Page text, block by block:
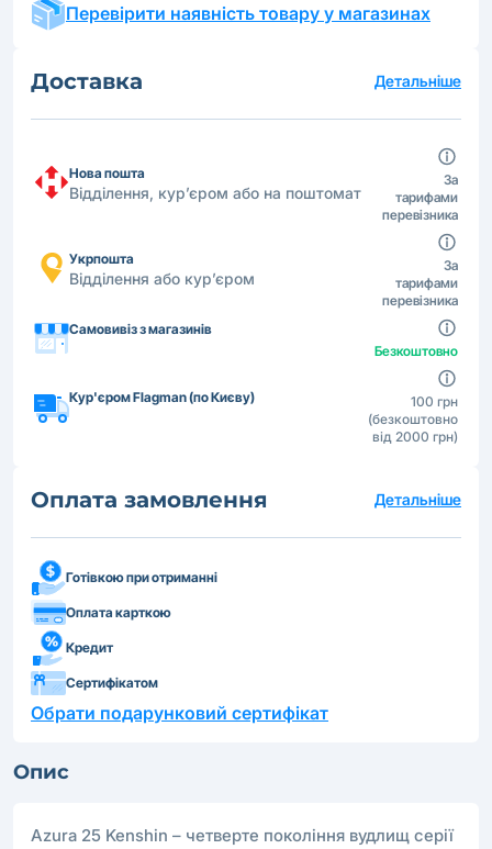
Перевірити наявність товару у магазинах
Доставка Детальніше
Нова пошта
Відділення, кур’єром або на поштомат
За
тарифами
перевізника
Укрпошта
Відділення або кур’єром
За
тарифами
перевізника
Самовивіз з магазинів
Безкоштовно
Кур'єром Flagman (по Києву)
100 грн
(безкоштовно
від 2000 грн)
Оплата замовлення Детальніше
Готівкою при отриманні
Оплата карткою
Кредит
Сертифікатом
Обрати подарунковий сертифікат
Опис
Azura 25 Kenshin – четверте покоління вудлищ серії